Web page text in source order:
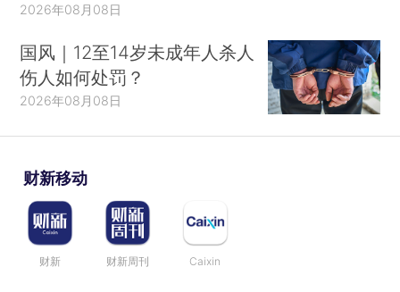
2026年08月08日
国风｜12至14岁未成年人杀人
伤人如何处罚？
2026年08月08日
财新移动
财新 财新周刊 Caixin